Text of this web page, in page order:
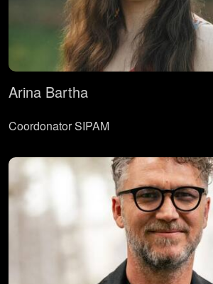
Arina Bartha
Coordonator SIPAM